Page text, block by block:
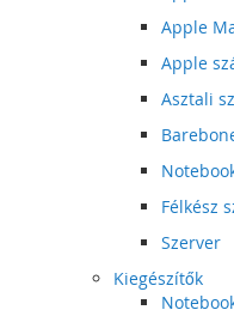
Apple
Apple
Asztali
Félkész
Szerver
Kiegészítők